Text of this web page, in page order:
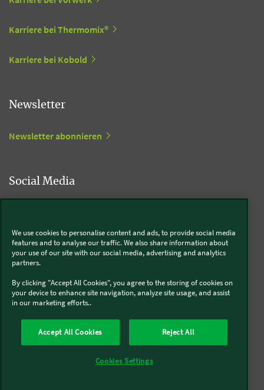
Karriere bei Thermomix®
Karriere bei Kobold
Newsletter
Newsletter abonnieren
Social Media
Thermomix®
Presse Batterie- und Altgeräteentsorgung
We use cookies to personalise content and ads, to provide social media
features and to analyse our traffic. We also share information about
your use of our site with our social media, advertising and analytics
partners.
By clicking "Accept All Cookies", you agree to the storing of cookies on
your device to enhance site navigation, analyze site usage, and assist
in our marketing efforts..
Accept All Cookies Reject All
Cookies Settings